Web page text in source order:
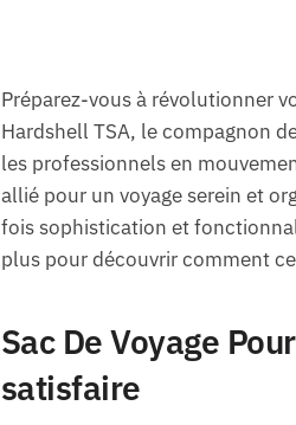
Préparez-vous à révolutionner
Hardshell TSA, le compagnon
les professionnels en
allié pour un voyage serein et
fois sophistication et
plus pour découvrir comment
Sac De Voyage
satisfaire